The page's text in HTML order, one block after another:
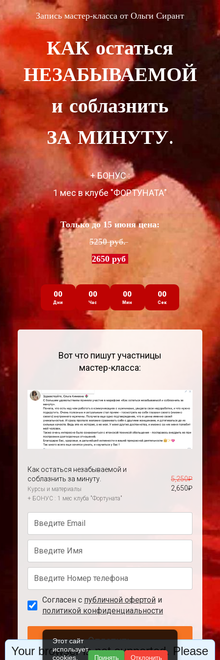
Запись мастер-класса от Ольги Сирант
КАК остаться
НЕЗАБЫВАЕМОЙ
и соблазнить
ЗА МИНУТУ.
+ БОНУС :
1 мес в клубе "ФОРТУНАТА"
Только до 15 июня цена:
5250 руб.
2650 руб
00
Дни
00
Час
00
Мин
00
Сек
Вот что пишут участницы
мастер-класса:
Как остаться незабываемой и
соблазнить за минуту.
Курсы и материалы
+ БОНУС : 1 мес клуба "Фортуната"
5,250₽
2,650₽
Согласен с публичной офертой и
политикой конфиденциальности
Оплатить
Этот сайт
использует
cookies.
Принять Отклонить
Your browser is not supported. Please